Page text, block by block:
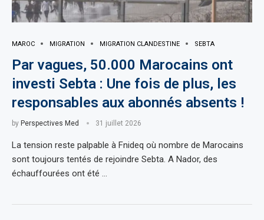
MAROC MIGRATION MIGRATION CLANDESTINE SEBTA
Par vagues, 50.000 Marocains ont
investi Sebta : Une fois de plus, les
responsables aux abonnés absents !
by Perspectives Med 31 juillet 2026
La tension reste palpable à Fnideq où nombre de Marocains
sont toujours tentés de rejoindre Sebta. A Nador, des
échauffourées ont été …